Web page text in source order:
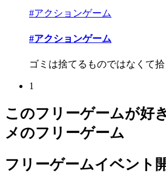
#アクションゲーム
#アクションゲーム
ゴミは捨てるものではなくて
1
このフリーゲームが好
メのフリーゲーム
フリーゲームイベント